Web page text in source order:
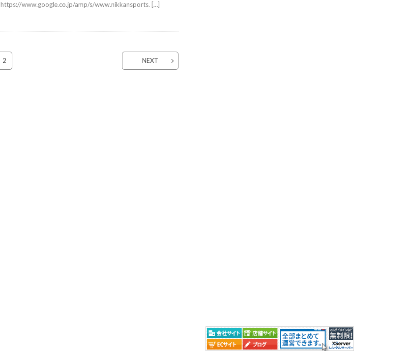
https://www.google.co.jp/amp/s/www.nikkansports. […]
2 NEXT